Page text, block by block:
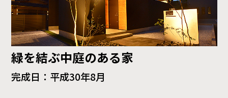
緑を結ぶ中庭のある家
完成日：平成30年8月